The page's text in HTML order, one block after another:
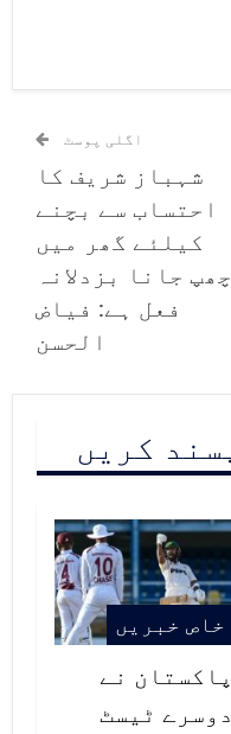
اگلی پوسٹ
شہباز شریف کا
احتساب سے بچنے
کیلئے گھر میں
چھپ جانا بزدلانہ
فعل ہے: فیاض
الحسن
کریں
خاص خبریں
پاکستان نے
دوسرے ٹیسٹ